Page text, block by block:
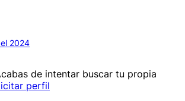
2024
de intentar buscar tu propia
perfil